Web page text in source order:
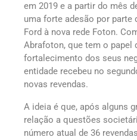
em 2019 e a partir do mês
uma forte adesão por parte
Ford à nova rede Foton.
Abrafoton, que tem o papel
fortalecimento dos seus
entidade recebeu no
novas revendas.
A ideia é que, após alguns
relação a questões
número atual de 36